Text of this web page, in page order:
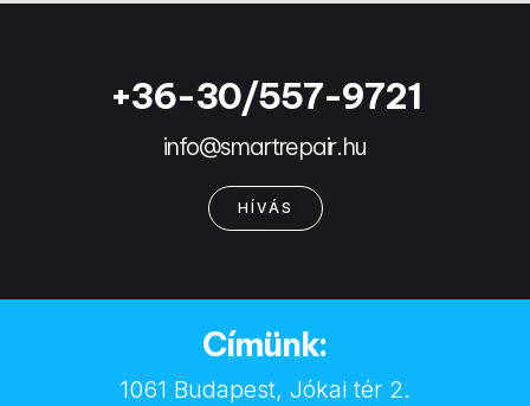
+36-30/557-9721
info@smartrepair.hu
HÍVÁS
Címünk:
1061 Budapest, Jókai tér 2.